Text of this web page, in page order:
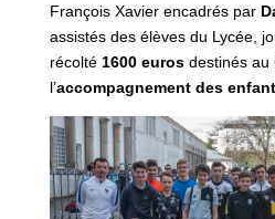
François Xavier encadrés par
assistés des élèves du Lycée,
récolté 1600 eurosdestinés au
l’accompagnement des